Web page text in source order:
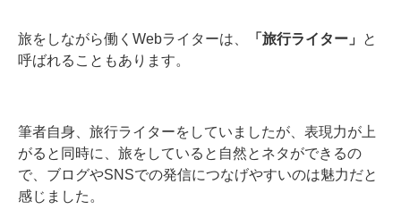
旅をしながら働くWebライターは、 「旅行ライター」
と
呼ばれることもあります。
筆者自身、旅行ライターをしていましたが、表現力が上
がると同時に、旅をしていると自然とネタができるの
で、ブログやSNSでの発信につなげやすいのは魅力だと
感じました。